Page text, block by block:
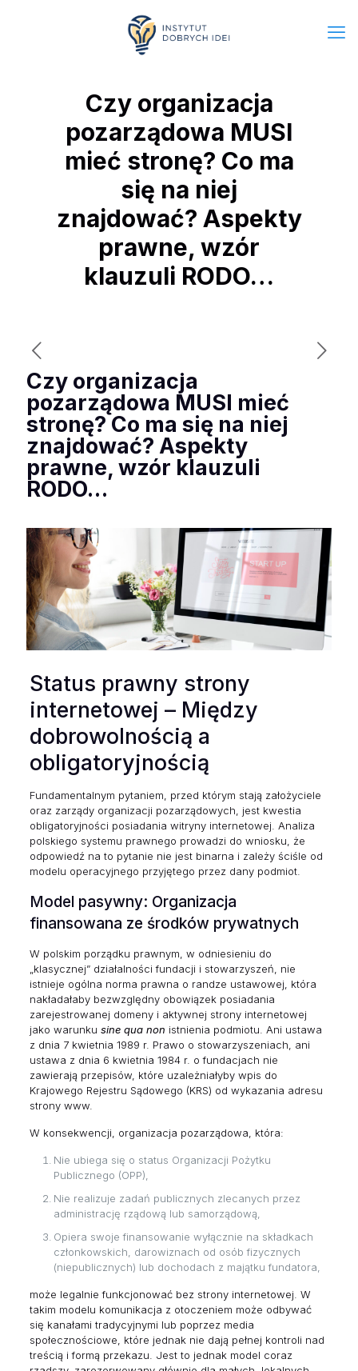
Czy organizacja
pozarządowa MUSI
mieć stronę? Co ma
się na niej
znajdować? Aspekty
prawne, wzór
klauzuli RODO…
Czy organizacja
pozarządowa MUSI mieć
stronę? Co ma się na niej
znajdować? Aspekty
prawne, wzór klauzuli
RODO…
Status prawny strony
internetowej – Między
dobrowolnością a
obligatoryjnością
Fundamentalnym pytaniem, przed którym stają założyciele
oraz zarządy organizacji pozarządowych, jest kwestia
obligatoryjności posiadania witryny internetowej. Analiza
polskiego systemu prawnego prowadzi do wniosku, że
odpowiedź na to pytanie nie jest binarna i zależy ściśle od
modelu operacyjnego przyjętego przez dany podmiot.
Model pasywny: Organizacja
finansowana ze środków prywatnych
W polskim porządku prawnym, w odniesieniu do
„klasycznej” działalności fundacji i stowarzyszeń, nie
istnieje ogólna norma prawna o randze ustawowej, która
nakładałaby bezwzględny obowiązek posiadania
zarejestrowanej domeny i aktywnej strony internetowej
jako warunku sine qua non istnienia podmiotu. Ani ustawa
z dnia 7 kwietnia 1989 r. Prawo o stowarzyszeniach, ani
ustawa z dnia 6 kwietnia 1984 r. o fundacjach nie
zawierają przepisów, które uzależniałyby wpis do
Krajowego Rejestru Sądowego (KRS) od wykazania adresu
strony www.
W konsekwencji, organizacja pozarządowa, która:
Nie ubiega się o status Organizacji Pożytku
Publicznego (OPP),
Nie realizuje zadań publicznych zlecanych przez
administrację rządową lub samorządową,
Opiera swoje finansowanie wyłącznie na składkach
członkowskich, darowiznach od osób fizycznych
(niepublicznych) lub dochodach z majątku fundatora,
może legalnie funkcjonować bez strony internetowej. W
takim modelu komunikacja z otoczeniem może odbywać
się kanałami tradycyjnymi lub poprzez media
społecznościowe, które jednak nie dają pełnej kontroli nad
treścią i formą przekazu. Jest to jednak model coraz